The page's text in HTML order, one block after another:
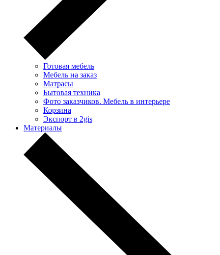
Готовая мебель
Мебель на заказ
Матрасы
Бытовая техника
Фото заказчиков. Мебель в интерьере
Корзина
Экспорт в 2gis
Материалы